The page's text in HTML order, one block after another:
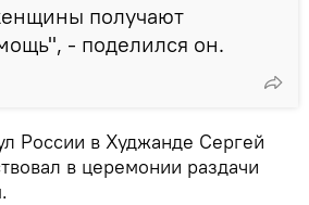
получают
- поделился он.
России в Худжанде Сергей
в церемонии раздачи